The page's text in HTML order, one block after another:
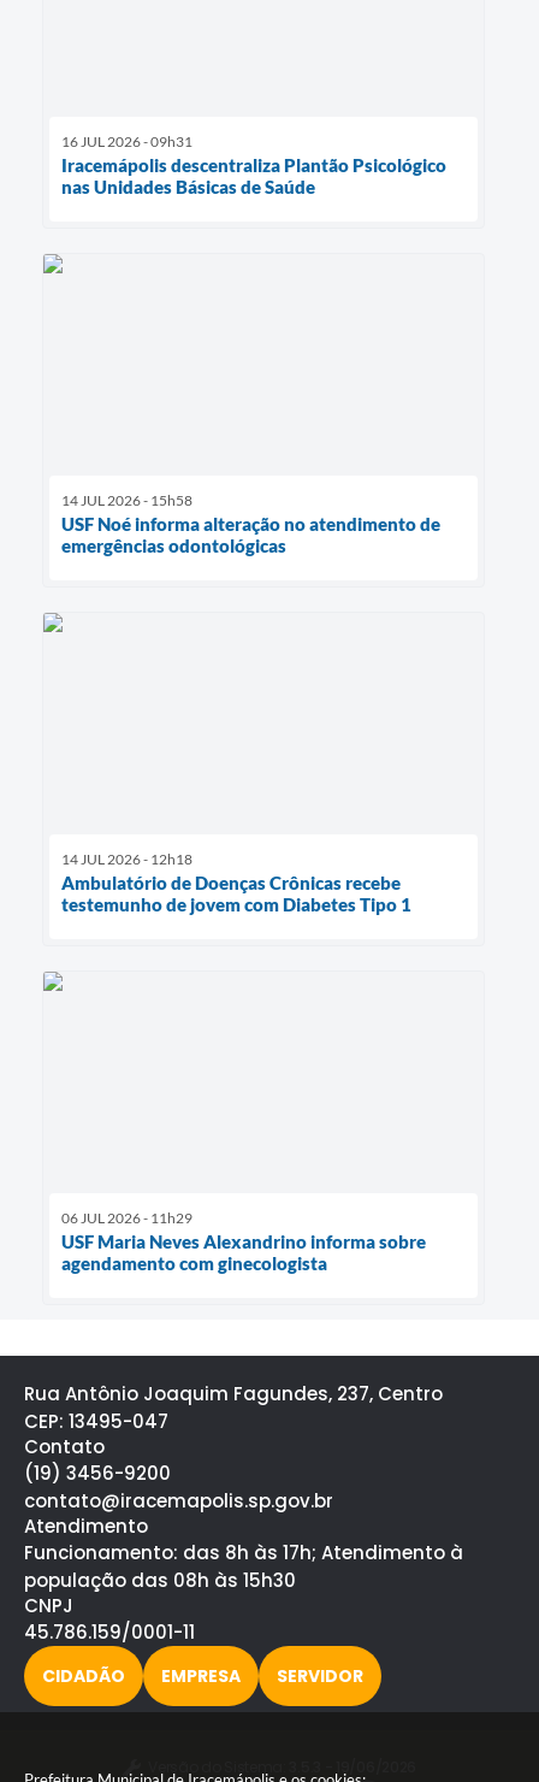
16 JUL 2026 - 09h31
Iracemápolis descentraliza Plantão Psicológico
nas Unidades Básicas de Saúde
14 JUL 2026 - 15h58
USF Noé informa alteração no atendimento de
emergências odontológicas
14 JUL 2026 - 12h18
Ambulatório de Doenças Crônicas recebe
testemunho de jovem com Diabetes Tipo 1
06 JUL 2026 - 11h29
USF Maria Neves Alexandrino informa sobre
agendamento com ginecologista
Rua Antônio Joaquim Fagundes, 237, Centro
CEP: 13495-047
Contato
(19) 3456-9200
contato@iracemapolis.sp.gov.br
Atendimento
Funcionamento: das 8h às 17h; Atendimento à
população das 08h às 15h30
CNPJ
45.786.159/0001-11
CIDADÃO EMPRESA SERVIDOR